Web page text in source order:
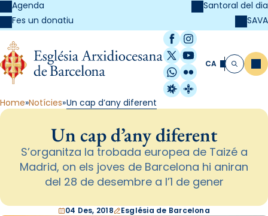
Agenda
Fes un donatiu
Santoral del dia
SAVA
Facebook
Instagram
X / Twitter
YouTube
WhatsApp
Flickr
Radio Estel
Catalunya
CA Cerca
Home Notícies Un cap d’any diferent
Un cap d’any diferent
S’organitza la trobada europea de Taizé a
Madrid, on els joves de Barcelona hi aniran
del 28 de desembre a l’1 de gener
04 Des, 2018 Església de Barcelona